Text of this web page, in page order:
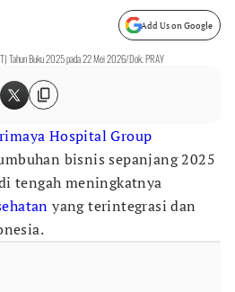
Add Us on Google
Tahun Buku 2025 pada 22 Mei 2026/Dok. PRAY
Hospital Group
bisnis sepanjang 2025
tengah meningkatnya
yang terintegrasi dan